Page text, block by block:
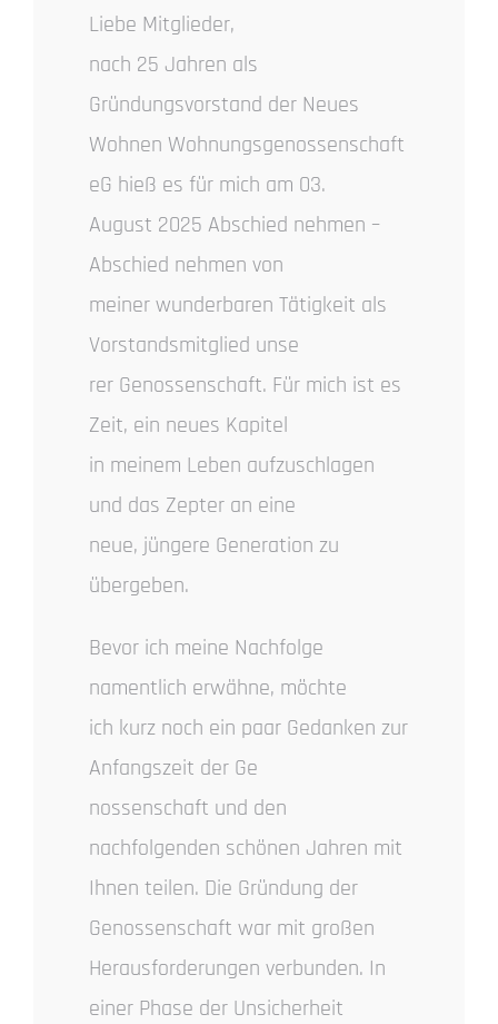
Liebe Mitglieder,
nach 25 Jahren als
Gründungsvorstand der Neues
Wohnen Wohnungsgenossenschaft
eG hieß es für mich am 03.
August 2025 Abschied nehmen –
Abschied nehmen von
meiner wunderbaren Tätigkeit als
Vorstandsmitglied unse
rer Genossenschaft. Für mich ist es
Zeit, ein neues Kapitel
in meinem Leben aufzuschlagen
und das Zepter an eine
neue, jüngere Generation zu
übergeben.
Bevor ich meine Nachfolge
namentlich erwähne, möchte
ich kurz noch ein paar Gedanken zur
Anfangszeit der Ge
nossenschaft und den
nachfolgenden schönen Jahren mit
Ihnen teilen. Die Gründung der
Genossenschaft war mit großen
Herausforderungen verbunden. In
einer Phase der Unsicherheit